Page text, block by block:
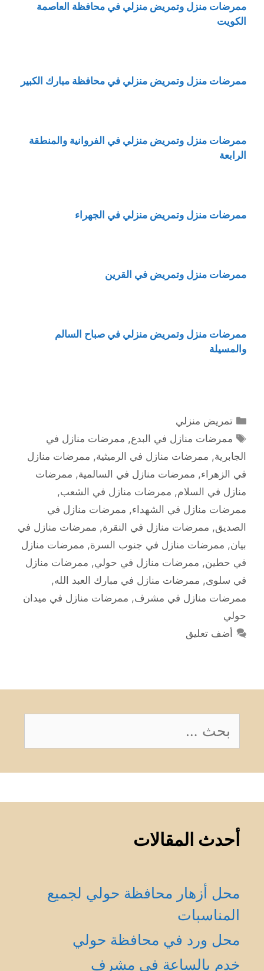
ممرضات منزل وتمريض منزلي في محافظة العاصمة
الكويت
ممرضات منزل وتمريض منزلي في محافظة مبارك الكبير
ممرضات منزل وتمريض منزلي في الفروانية والمنطقة
الرابعة
ممرضات منزل وتمريض منزلي في الجهراء
ممرضات منزل وتمريض في القرين
ممرضات منزل وتمريض منزلي في صباح السالم
والمسيلة
التصنيفات
تمريض منزلي
الوسوم
ممرضات منازل في البدع, ممرضات منازل في
الجابرية, ممرضات منازل في الرميثية, ممرضات منازل
في الزهراء, ممرضات منازل في السالمية, ممرضات
منازل في السلام, ممرضات منازل في الشعب,
ممرضات منازل في الشهداء, ممرضات منازل في
الصديق, ممرضات منازل في النقرة, ممرضات منازل في
بيان, ممرضات منازل في جنوب السرة, ممرضات منازل
في حطين, ممرضات منازل في حولي, ممرضات منازل
في سلوى, ممرضات منازل في مبارك العبد الله,
ممرضات منازل في مشرف, ممرضات منازل في ميدان
حولي
أضف تعليق
عن:
أحدث المقالات
محل أزهار محافظة حولي لجميع
المناسبات
محل ورد في محافظة حولي
خدم بالساعة في مشرف